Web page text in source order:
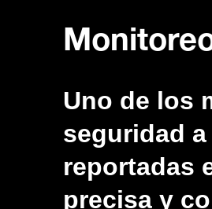
Uno de los
seguridad
reportadas
precisa y